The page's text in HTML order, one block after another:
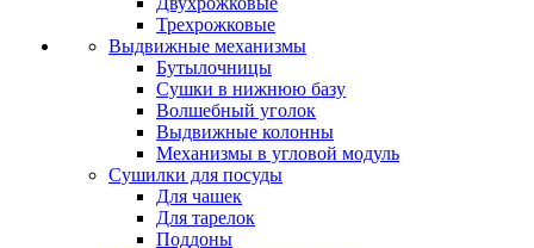
Трехрожковые
Выдвижные механизмы
Бутылочницы
Сушки в нижнюю базу
Волшебный уголок
Выдвижные колонны
Механизмы в угловой модуль
Сушилки для посуды
Для чашек
Для тарелок
Поддоны